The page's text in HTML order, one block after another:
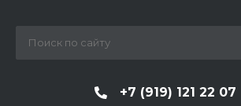
+7 (919) 121 22 07